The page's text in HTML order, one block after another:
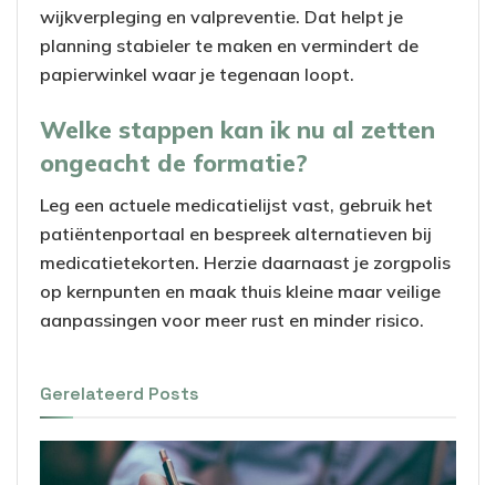
wijkverpleging en valpreventie. Dat helpt je
planning stabieler te maken en vermindert de
papierwinkel waar je tegenaan loopt.
Welke stappen kan ik nu al zetten
ongeacht de formatie?
Leg een actuele medicatielijst vast, gebruik het
patiëntenportaal en bespreek alternatieven bij
medicatietekorten. Herzie daarnaast je zorgpolis
op kernpunten en maak thuis kleine maar veilige
aanpassingen voor meer rust en minder risico.
Gerelateerd Posts